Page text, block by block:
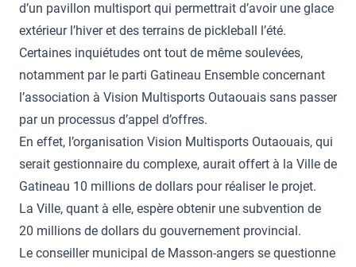
d’un pavillon multisport qui permettrait d’avoir une glace
extérieur l’hiver et des terrains de pickleball l’été.
Certaines inquiétudes ont tout de même soulevées,
notamment par le parti Gatineau Ensemble concernant
l’association à Vision Multisports Outaouais sans passer
par un processus d’appel d’offres.
En effet, l’organisation Vision Multisports Outaouais, qui
serait gestionnaire du complexe, aurait offert à la Ville de
Gatineau 10 millions de dollars pour réaliser le projet.
La Ville, quant à elle, espère obtenir une subvention de
20 millions de dollars du gouvernement provincial.
Le conseiller municipal de Masson-angers se questionne